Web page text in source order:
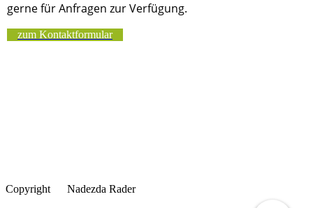
gerne für Anfragen zur Verfügung.
zum Kontaktformular
Copyright Nadezda Rader